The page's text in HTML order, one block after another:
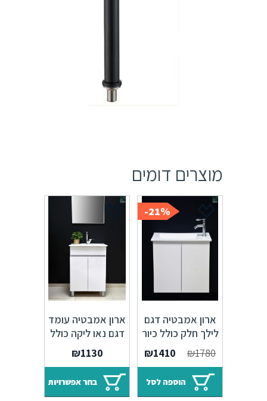
מוצרים דומים
21%-
ארון אמבטיה דגם
לילך חלק כולל כיור
איטגרלי או משטח
עץ אלון
₪1780
המחיר
המקורי
היה:
₪1780.
₪1410
הנוכחי
₪1410.
הוספה לסל
ארון אמבטיה עומד
דגם נאו ליקה כולל
כיור איטגרלי
₪1130
בחר אפשרויות